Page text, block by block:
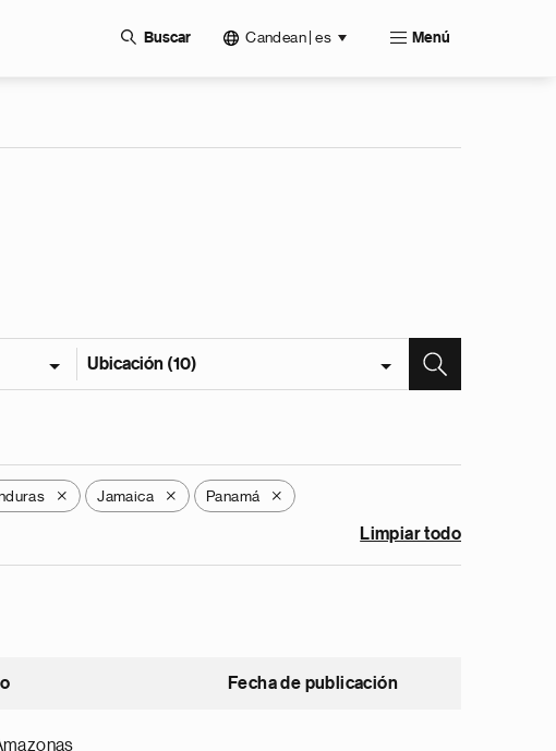
Buscar Candean | es Menú
Ubicación (10)
X Jamaica X Panamá X
Limpiar todo
Fecha de publicación